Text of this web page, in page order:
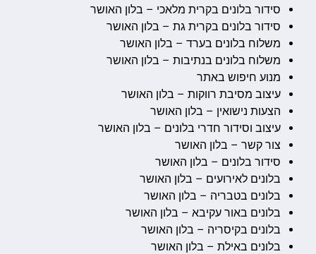
סידור בלונים בקרית מלאכי – בלון האושר
סידור בלונים בקרית גת – בלון האושר
משלוח בלונים בערד – בלון האושר
משלוח בלונים בנתיבות – בלון האושר
מנוע חיפוש באתר
עיצוב מסיבת רווקות – בלון האושר
הצעות נישואין – בלון האושר
עיצוב וסידור חדרי בלונים – בלון האושר
צור קשר – בלון האושר
סידור בלונים – בלון האושר
בלונים לאירועים – בלון האושר
בלונים בטבריה – בלון האושר
בלונים באור עקיבא – בלון האושר
בלונים בקיסריה – בלון האושר
בלונים באילת – בלון האושר